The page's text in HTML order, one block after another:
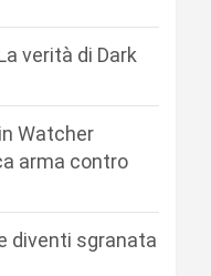
verità di Dark
Watcher
arma contro
diventi sgranata